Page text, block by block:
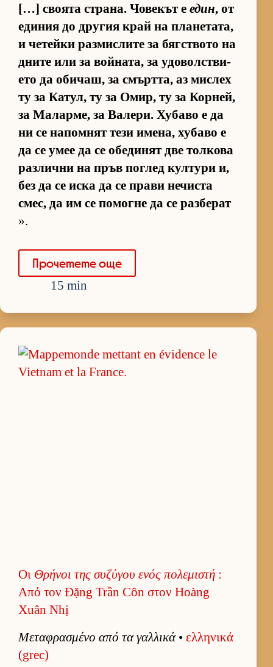
[…] сво­ята стра­на. Чо­ве­кът е един, от
еди­ния до дру­гия край на пла­не­та­та,
и че­тейки раз­мис­лите за бяг­с­т­вото на
дните или за вой­на­та, за удо­вол­с­т­ви­
ето да оби­чаш, за смърт­та, аз мис­лех
ту за Ка­тул, ту за Омир, ту за Кор­ней,
за Ма­лар­ме, за Ва­ле­ри. Ху­баво е да
ни се на­пом­нят тези име­на, ху­баво е
да се умее да се обе­ди­нят две тол­кова
раз­лични на пръв пог­лед кул­тури и,
без да се иска да се прави не­чиста
смес, да им се по­могне да се раз­бе­рат
».
Про­че­тете още
15 min
Οι Θρήνοι της συζύγου ενός πολεμιστή :
Από τον Đặng Trần Côn στον Hoàng
Xuân Nhị
Μεταφρασμένο από τα γαλ­λικά• ελ­ληνικά
(grec)